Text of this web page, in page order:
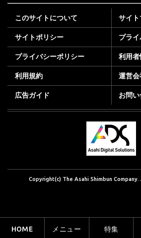
このサイトについて サイ
サイトポリシー プラ
プライバシーポリシー 利用
利用規約 運営会
広告ガイド お問
Copyright(c) The Asahi Shimbun Company.
HOME メニュー 特集